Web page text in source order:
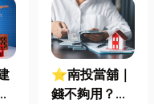
⭐南投當舖｜
錢不夠用？就